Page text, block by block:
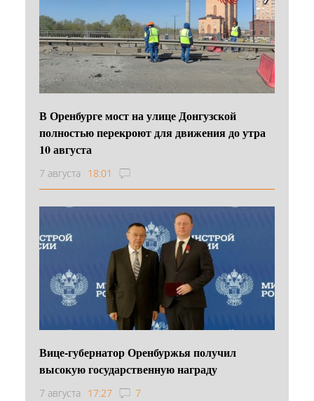
В Оренбурге мост на улице Донгузской
полностью перекроют для движения до утра
10 августа
7 августа 18:01
Вице-губернатор Оренбуржья получил
высокую государственную награду
7 августа 17:27 7